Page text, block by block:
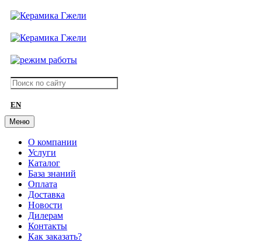
EN
Меню
О компании
Услуги
Каталог
База знаний
Оплата
Доставка
Новости
Дилерам
Контакты
Как заказать?